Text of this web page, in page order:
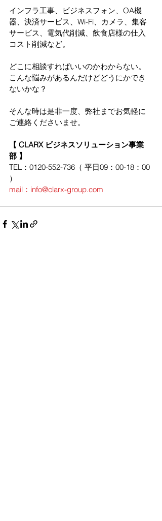
インフラ工事、ビジネスフォン、OA機
器、決済サービス、Wi-Fi、カメラ、集客
サービス、電気代削減、飲食店様の仕入
コスト削減など。
どこに相談すればいいのかわからない。
こんな悩みがあるんだけどどうにかでき
ないかな？
そんな時は是非一度、弊社までお気軽に
ご連絡くださいませ。
【 CLARX ビジネスソリューション事業
部 】
TEL：0120-552-736（ 平日09：00-18：00
）
mail：info@clarx-group.com